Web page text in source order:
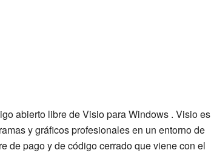
abierto libre de Visio para Windows . Visio es
y gráficos profesionales en un entorno de
de pago y de código cerrado que viene con el